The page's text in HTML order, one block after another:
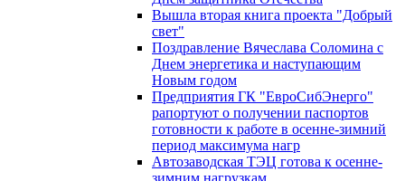
Вышла вторая книга проекта "Добрый
свет"
Поздравление Вячеслава Соломина с
Днем энергетика и наступающим
Новым годом
Предприятия ГК "ЕвроСибЭнерго"
рапортуют о получении паспортов
готовности к работе в осенне-зимний
период максимума нагр
Автозаводская ТЭЦ готова к осенне-